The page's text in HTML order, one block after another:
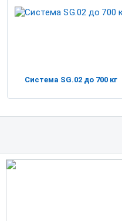
Система SG.02 до 700 кг